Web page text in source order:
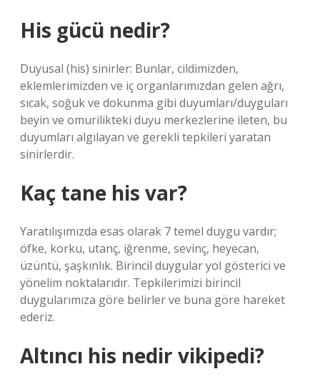
His gücü nedir?
Duyusal (his) sinirler: Bunlar, cildimizden,
eklemlerimizden ve iç organlarımızdan gelen ağrı,
sıcak, soğuk ve dokunma gibi duyumları/duyguları
beyin ve omurilikteki duyu merkezlerine ileten, bu
duyumları algılayan ve gerekli tepkileri yaratan
sinirlerdir.
Kaç tane his var?
Yaratılışımızda esas olarak 7 temel duygu vardır;
öfke, korku, utanç, iğrenme, sevinç, heyecan,
üzüntü, şaşkınlık. Birincil duygular yol gösterici ve
yönelim noktalarıdır. Tepkilerimizi birincil
duygularımıza göre belirler ve buna göre hareket
ederiz.
Altıncı his nedir vikipedi?